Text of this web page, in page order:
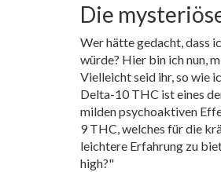
Die
Wer hätte gedacht, dass
würde? Hier bin ich nun,
Vielleicht seid ihr, so wie
Delta-10 THC ist eines
milden psychoaktiven
9 THC, welches für die
leichtere Erfahrung zu
high?"